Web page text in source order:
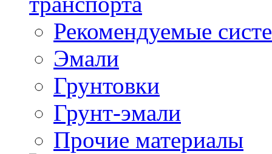
Рекомендуемые
Эмали
Грунтовки
Грунт-эмали
Прочие материалы